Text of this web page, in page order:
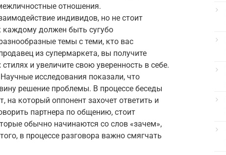
отношения.
индивидов, но не стоит
каждому должен быть сугубо
темы с теми, кто вас
из супермаркета, вы получите
и увеличите свою уверенность в себе.
исследования показали, что
решение проблемы. В процессе беседы
который оппонент захочет ответить и
партнера по общению, стоит
обычно начинаются со слов «зачем»,
в процессе разговора важно смягчать